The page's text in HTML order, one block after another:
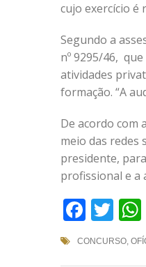
cujo exercício
Segundo a
nº 9295/46,
atividades
formação. “A
De acordo com
meio das redes
presidente,
profissional e a
CONCURSO,